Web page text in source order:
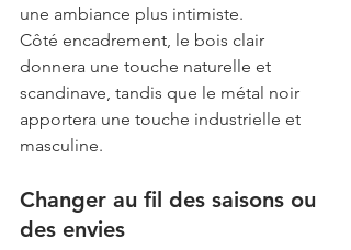
une ambiance plus intimiste.
Côté encadrement, le bois clair
donnera une touche naturelle et
scandinave, tandis que le métal noir
apportera une touche industrielle et
masculine.
Changer au fil des saisons ou
des envies